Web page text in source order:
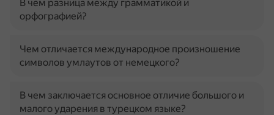
В чем разница между грамматикой и
орфографией?
Чем отличается международное произношение
символов умлаутов от немецкого?
В чем заключается основное отличие большого и
малого ударения в турецком языке?